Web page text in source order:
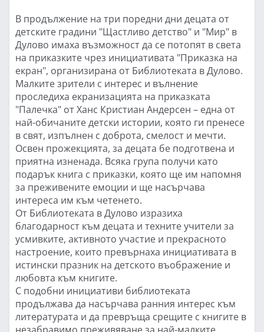
В продължение на три поредни дни децата от
детските градини "Щастливо детство" и "Мир" в
Дулово имаха възможност да се потопят в света
на приказките чрез инициативата "Приказка на
екран", организирана от Библиотеката в Дулово.
Малките зрители с интерес и вълнение
проследиха екранизацията на приказката
"Палечка" от Ханс Кристиан Андерсен – една от
най-обичаните детски истории, която ги пренесе
в свят, изпълнен с доброта, смелост и мечти.
Освен прожекцията, за децата бе подготвена и
приятна изненада. Всяка група получи като
подарък книга с приказки, която ще им напомня
за преживените емоции и ще насърчава
интереса им към четенето.
От Библиотеката в Дулово изразиха
благодарност към децата и техните учители за
усмивките, активното участие и прекрасното
настроение, които превърнаха инициативата в
истински празник на детското въображение и
любовта към книгите.
С подобни инициативи библиотеката
продължава да насърчава ранния интерес към
литературата и да превръща срещите с книгите в
незабравимо преживяване за най-малките